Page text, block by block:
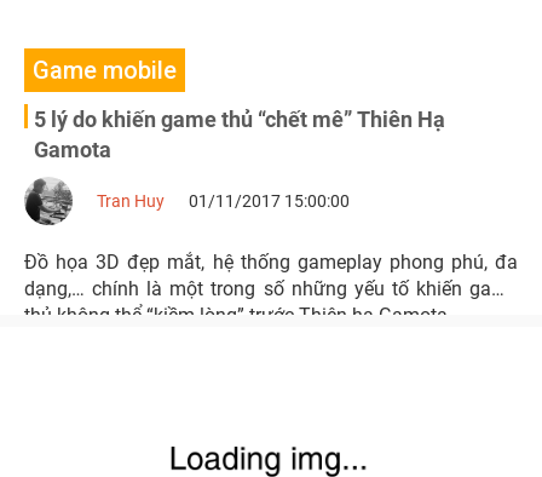
Game mobile
5 lý do khiến game thủ “chết mê” Thiên Hạ
Gamota
Tran Huy 01/11/2017 15:00:00
Đồ họa 3D đẹp mắt, hệ thống gameplay phong phú, đa
dạng,… chính là một trong số những yếu tố khiến game
thủ không thể “kiềm lòng” trước Thiên hạ Gamota.